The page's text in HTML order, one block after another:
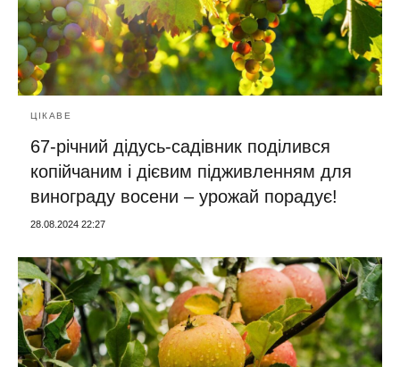
ЦІКАВЕ
67-річний дідусь-садівник поділився
копійчаним і дієвим підживленням для
винограду восени – урожай порадує!
28.08.2024 22:27